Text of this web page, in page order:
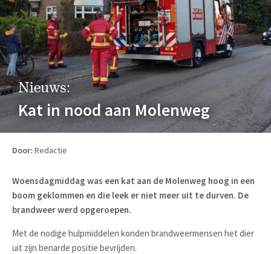
Nieuws:
Kat in nood aan Molenweg
Door: Redactie
Woensdagmiddag was een kat aan de Molenweg hoog in een
boom geklommen en die leek er niet meer uit te durven. De
brandweer werd opgeroepen.
Met de nodige hulpmiddelen konden brandweermensen het dier
uit zijn benarde positie bevrijden.